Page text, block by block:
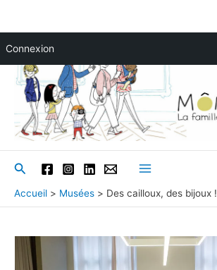
Connexion
contenu
Rechercher
Menu
Accueil Musées Des cailloux, des bijoux !